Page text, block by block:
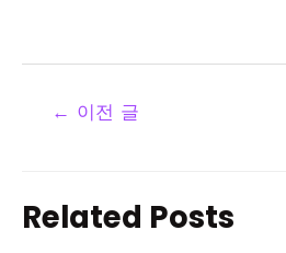
← 이전 글
Related Posts